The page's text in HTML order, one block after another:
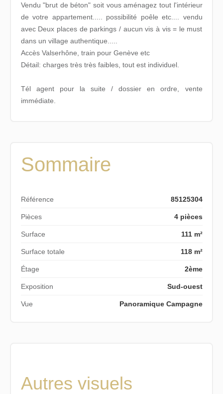
Vendu "brut de béton" soit vous aménagez tout l'intérieur
de votre appartement..... possibilité poêle etc.... vendu
avec Deux places de parkings / aucun vis à vis = le must
dans un village authentique.....
Accès Valserhône, train pour Genève etc
Détail: charges très très faibles, tout est individuel.
Tél agent pour la suite / dossier en ordre, vente
immédiate.
Sommaire
Référence 85125304
Pièces 4 pièces
Surface 111 m²
Surface totale 118 m²
Étage 2ème
Exposition Sud-ouest
Vue Panoramique Campagne
Autres visuels